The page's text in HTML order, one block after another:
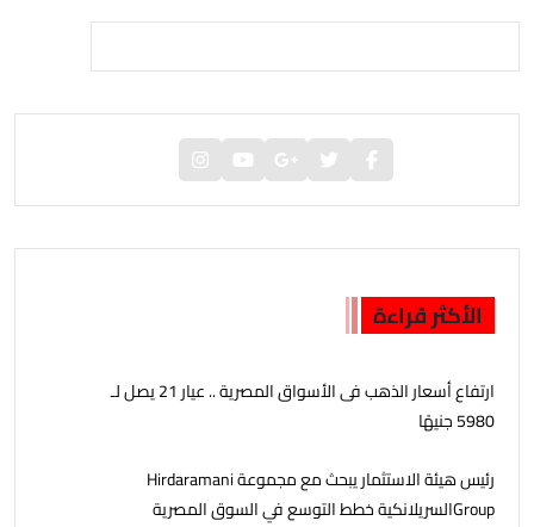
الأكثر قراءة
ارتفاع أسعار الذهب فى الأسواق المصرية .. عيار 21 يصل لـ
5980 جنيهًا
رئيس هيئة الاستثمار يبحث مع مجموعة Hirdaramani
Groupالسريلانكية خطط التوسع في السوق المصرية